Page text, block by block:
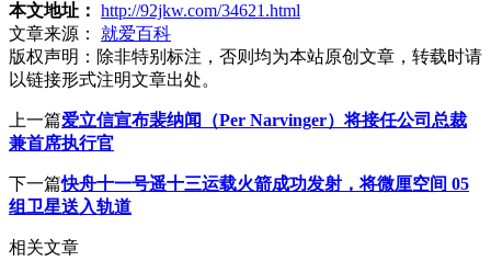
本文地址： http://92jkw.com/34621.html
文章来源：
就爱百科
版权声明： 除非特别标注，否则均为本站原创文章，转载时请
以链接形式注明文章出处。
上一篇爱立信宣布裴纳闻（Per Narvinger）将接任公司总裁
兼首席执行官
下一篇快舟十一号遥十三运载火箭成功发射，将微厘空间 05
组卫星送入轨道
相关文章